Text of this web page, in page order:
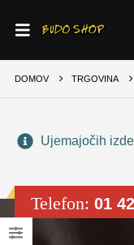
DOMOV TRGOVINA
Ujemajočih
Telefon: 01